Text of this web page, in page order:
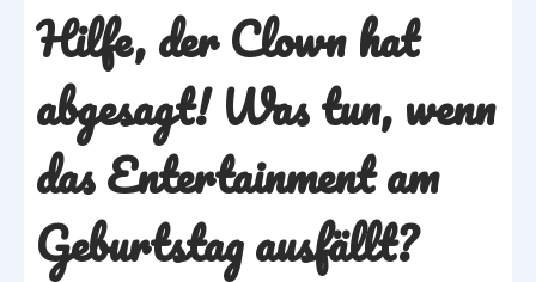
Hilfe, der Clown hat
abgesagt! Was tun, wenn
das Entertainment am
Geburtstag ausfällt?